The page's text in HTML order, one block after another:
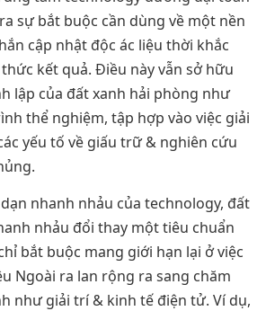
sự bắt buộc cần dùng về một nền
cập nhật độc ác liệu thời khắc
kết quả. Điều này vẫn sở hữu
lập của đất xanh hải phòng như
thể nghiệm, tập hợp vào việc giải
yếu tố về giấu trữ & nghiên cứu
nhanh nhảu của technology, đất
nhảu đổi thay một tiêu chuẩn
bắt buộc mang giới hạn lại ở việc
Ngoài ra lan rộng ra sang chăm
như giải trí & kinh tế điện tử. Ví dụ,